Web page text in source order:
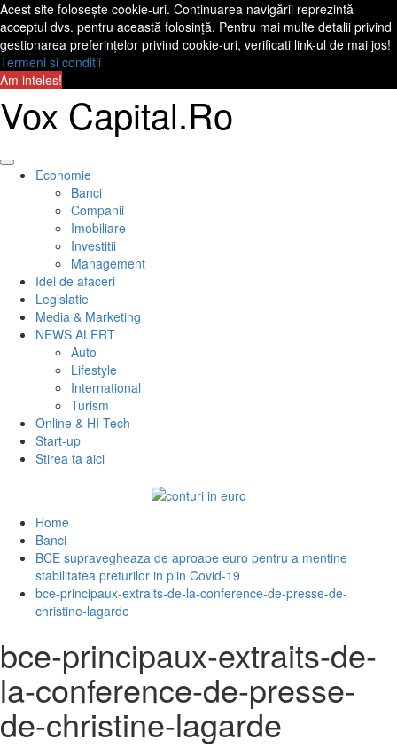
Acest site folosește cookie-uri. Continuarea navigării reprezintă
acceptul dvs. pentru această folosință. Pentru mai multe detalii privind
gestionarea preferințelor privind cookie-uri, verificati link-ul de mai jos!
Termeni si conditii
Am inteles!
to
content
Vox Capital.Ro
PrimaryEconomie
Banci
Companii
Imobiliare
Investitii
Management
Idei de afaceri
Legislatie
Media & Marketing
NEWS ALERT
Auto
Lifestyle
International
Turism
Online & HI-Tech
Start-up
Stirea ta aici
Home
Banci
BCE supravegheaza de aproape euro pentru a mentine
stabilitatea preturilor in plin Covid-19
bce-principaux-extraits-de-la-conference-de-presse-de-
christine-lagarde
bce-principaux-extraits-de-
la-conference-de-presse-
de-christine-lagarde